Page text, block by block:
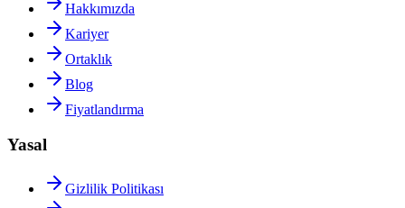
Hakkımızda
Kariyer
Ortaklık
Blog
Fiyatlandırma
Yasal
Gizlilik Politikası